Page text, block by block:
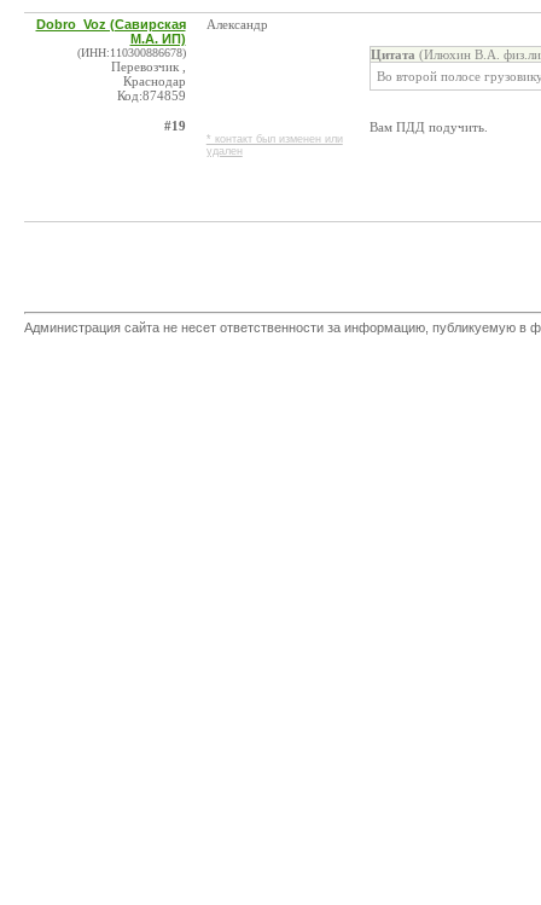
Dobro_Voz (Савирская
М.А. ИП)
(ИНН:110300886678)
Перевозчик ,
Краснодар
Код:874859
#19
Александр
* контакт был изменен или
удален
Цитата (Илюхин В.А.
Во второй полосе
Вам ПДД подучить.
Администрация сайта не несет ответственности за информацию, публикуемую